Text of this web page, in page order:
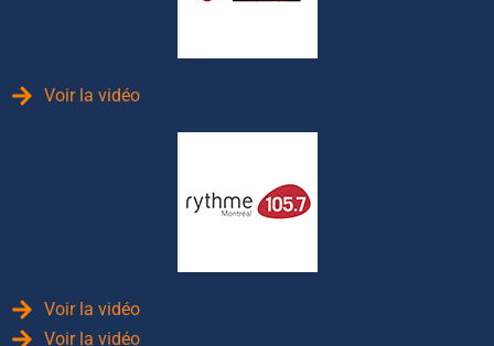
Voir la vidéo
Voir la vidéo
Voir la vidéo